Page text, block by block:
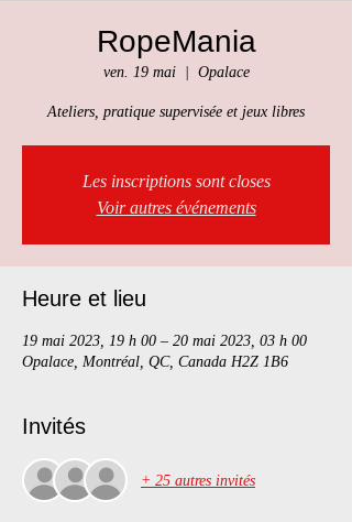
RopeMania
ven. 19 mai
  |
Opalace
Ateliers, pratique supervisée et jeux libres
Les inscriptions sont closes
Voir autres événements
Heure et lieu
19 mai 2023, 19 h 00 – 20 mai 2023, 03 h 00
Opalace, Montréal, QC, Canada H2Z 1B6
Invités
+ 25 autres invités